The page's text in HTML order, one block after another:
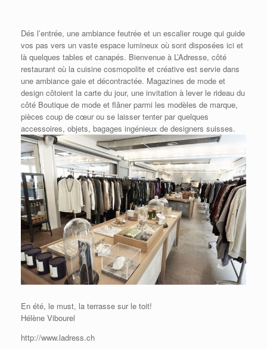
Dés l’entrée, une ambiance feutrée et un escalier rouge qui guide
vos pas vers un vaste espace lumineux où sont disposées ici et
là quelques tables et canapés. Bienvenue à L’Adresse, côté
restaurant où la cuisine cosmopolite et créative est servie dans
une ambiance gaie et décontractée. Magazines de mode et
design côtoient la carte du jour, une invitation à lever le rideau du
côté Boutique de mode et flâner parmi les modèles de marque,
pièces coup de cœur ou se laisser tenter par quelques
accessoires, objets, bagages ingénieux de designers suisses.
En été, le must, la terrasse sur le toit!
Hélène Vibourel
http://www.ladress.ch